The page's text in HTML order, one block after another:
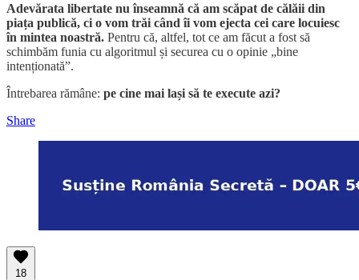
Adevărata libertate nu înseamnă că am scăpat de călăii din
piața publică, ci o vom trăi când îi vom ejecta cei care locuiesc
în mintea noastră. Pentru că, altfel, tot ce am făcut a fost să
schimbăm funia cu algoritmul și securea cu o opinie „bine
intenționată”.
Întrebarea rămâne: pe cine mai lași să te execute azi?
Share
18